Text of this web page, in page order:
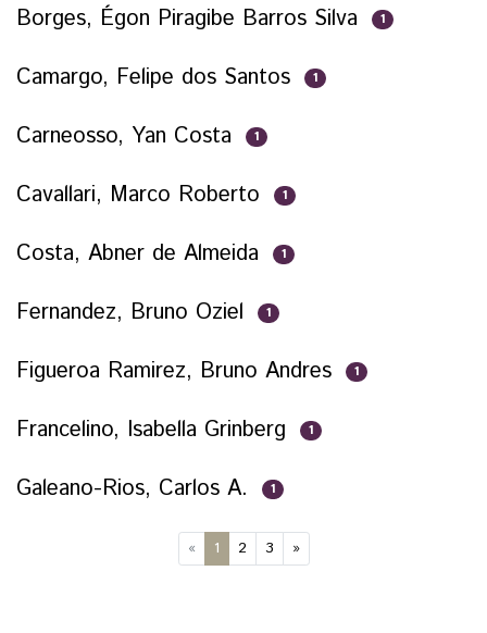
Borges, Égon Piragibe Barros Silva 1
Camargo, Felipe dos Santos 1
Carneosso, Yan Costa 1
Cavallari, Marco Roberto 1
Costa, Abner de Almeida 1
Fernandez, Bruno Oziel 1
Figueroa Ramirez, Bruno Andres 1
Francelino, Isabella Grinberg 1
Galeano-Rios, Carlos A. 1
« 1(current)
2 3 »